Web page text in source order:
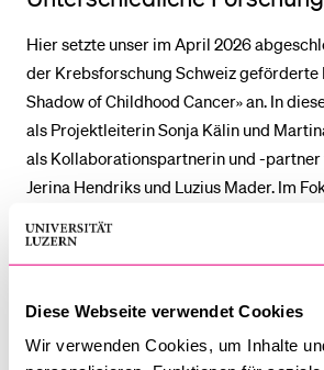
Diese Webseite verwendet Cookies
Wir verwenden Cookies, um Inhalte
Hier setzte unser im April 2026
der Krebsforschung Schweiz geförderte
Shadow of Childhood Cancer» an. In
als Projektleiterin Sonja Kälin und
als Kollaborationspartnerin und -
Jerina Hendriks und Luzius Mader. Im
Jahre laufenden Projekts standen die
Herausforderungen im Zusammenhang
sowie rechtliche und finanzielle Fragen
Krebserkrankung im Kindesalter in der
zu stärken und Empfehlungen für das